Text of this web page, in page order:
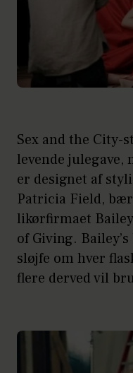
Sex and the City-
levende
er designet af
Patricia Field,
likørfirmaet
of Giving.
sløjfe om hver
flere derved vil